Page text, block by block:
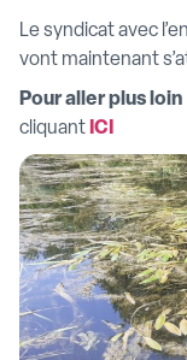
Le syndicat avec
vont maintenant
Pour aller plus loin
cliquant ICI